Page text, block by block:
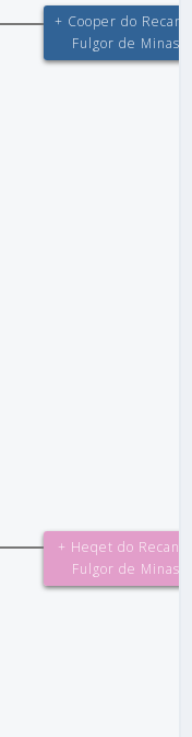
+ Cooper do
Fulgor de Minas
+ Heqet do Recanto
Fulgor de Minas